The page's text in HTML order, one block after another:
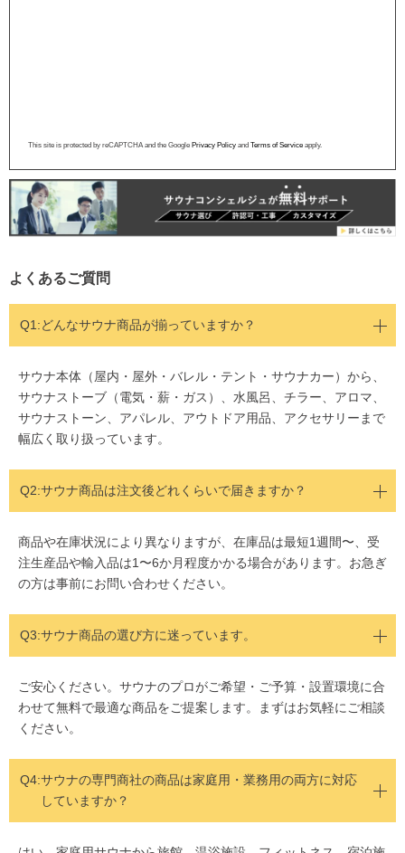
This site is protected by reCAPTCHA and the Google Privacy Policy and Terms of Service apply.
よくあるご質問
Q1:どんなサウナ商品が揃っていますか？
サウナ本体（屋内・屋外・バレル・テント・サウナカー）から、
サウナストーブ（電気・薪・ガス）、水風呂、チラー、アロマ、
サウナストーン、アパレル、アウトドア用品、アクセサリーまで
幅広く取り扱っています。
Q2:サウナ商品は注文後どれくらいで届きますか？
商品や在庫状況により異なりますが、在庫品は最短1週間〜、受
注生産品や輸入品は1〜6か月程度かかる場合があります。お急ぎ
の方は事前にお問い合わせください。
Q3:サウナ商品の選び方に迷っています。
ご安心ください。サウナのプロがご希望・ご予算・設置環境に合
わせて無料で最適な商品をご提案します。まずはお気軽にご相談
ください。
Q4:サウナの専門商社の商品は家庭用・業務用の両方に対応
していますか？